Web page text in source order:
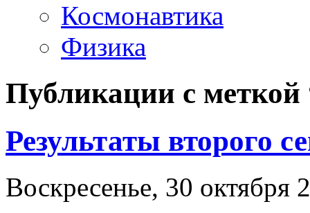
Космонавтика
Физика
Публикации с
Результаты второго
Воскресенье, 30 октября